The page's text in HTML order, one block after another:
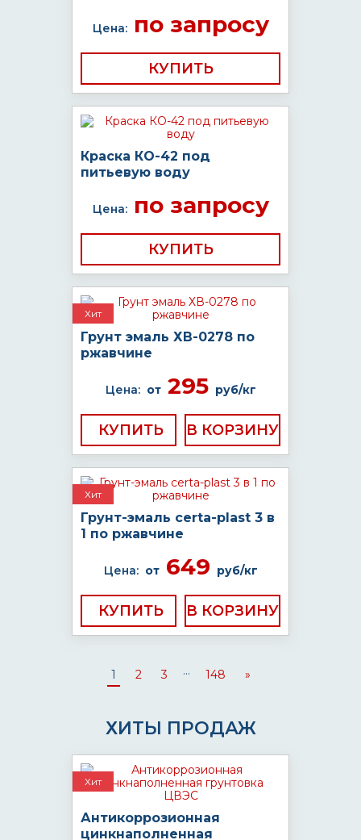
Цена:по запросу
КУПИТЬ
Краска КО-42 под
питьевую воду
Цена:по запросу
КУПИТЬ
Хит
Грунт эмаль ХВ-0278 по
ржавчине
Цена: от295 руб/кг
КУПИТЬ
Хит
Грунт-эмаль certa-plast 3 в
1 по ржавчине
Цена: от649 руб/кг
КУПИТЬ
1 2 3 ... 148 »
ХИТЫ ПРОДАЖ
Хит
Антикоррозионная
цинкнаполненная